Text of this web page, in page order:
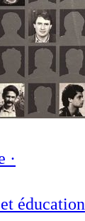
·
éducation